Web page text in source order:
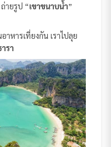
ายรูป “เขาขนาบน้ำ”
หารเที่ยงกัน เราไปลุย
รา